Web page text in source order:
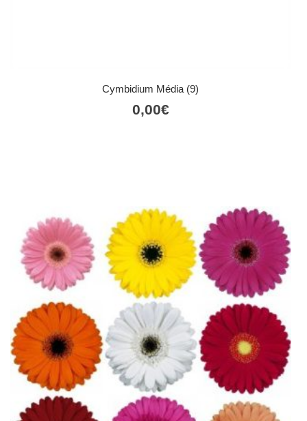
Cymbidium Média (9)
0,00€